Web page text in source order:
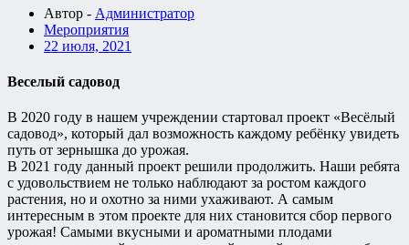
Автор - Администратор
Мероприятия
22 июля, 2021
Веселый садовод
В 2020 году в нашем учреждении стартовал проект «Весёлый
садовод», который дал возможность каждому ребёнку увидеть
путь от зернышка до урожая.
В 2021 году данный проект решили продолжить. Наши ребята
с удовольствием не только наблюдают за ростом каждого
растения, но и охотно за ними ухаживают. А самым
интересным в этом проекте для них становится сбор первого
урожая! Самыми вкусными и ароматными плодами